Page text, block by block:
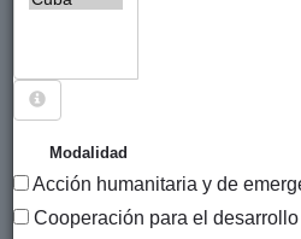
Modalidad
Acción humanitaria y de
Cooperación para el desarrollo
PROYECTOS CUYO
88